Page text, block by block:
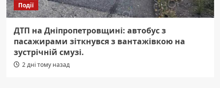
Події
ДТП на Дніпропетровщині: автобус з
пасажирами зіткнувся з вантажівкою на
зустрічній смузі.
2 дні тому назад